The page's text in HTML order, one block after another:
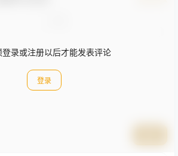
登录或注册以后才能发表评论
登录